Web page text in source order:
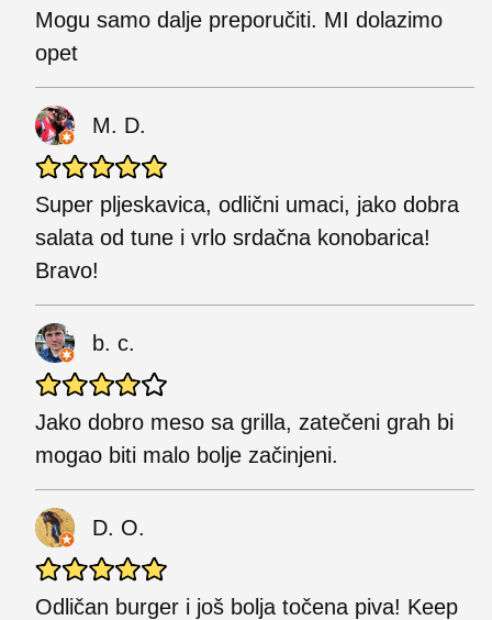
Mogu samo dalje preporučiti. MI dolazimo
opet
M. D.
Super pljeskavica, odlični umaci, jako dobra
salata od tune i vrlo srdačna konobarica!
Bravo!
b. c.
Jako dobro meso sa grilla, zatečeni grah bi
mogao biti malo bolje začinjeni.
D. O.
Odličan burger i još bolja točena piva! Keep